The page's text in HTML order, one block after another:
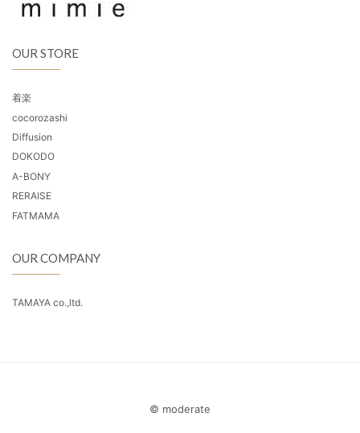
OUR STORE
着楽
cocorozashi
Diffusion
DOKODO
A-BONY
RERAISE
FATMAMA
OUR COMPANY
TAMAYA co.,ltd.
© moderate